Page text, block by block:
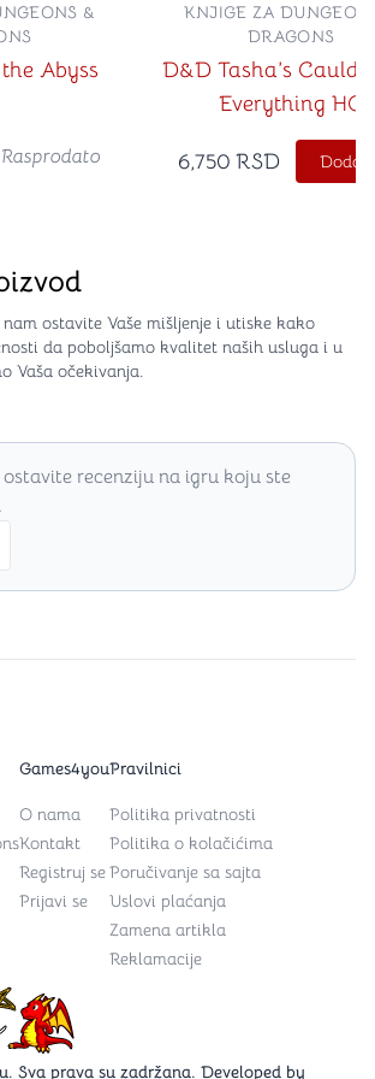
Abyss
&
Rasprodato
D&D Tasha’s
Everything HC
KNJIGE ZA
DRAGONS
6,750 RSD
ostavite Vaše mišljenje i utiske kako
da poboljšamo kvalitet naših usluga i u
Vaša očekivanja.
recenziju na igru koju ste
Sva prava su zadržana. Developed by
Games4you
O nama
Kontakt
Registruj se
Prijavi se
Pravilnici
Politika privatnosti
Politika o kolačićima
Poručivanje sa sajta
Uslovi plaćanja
Zamena artikla
Reklamacije